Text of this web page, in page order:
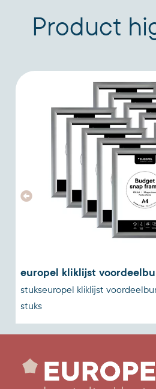
Product
europel kliklijst
stukseuropel kliklijst
stuks